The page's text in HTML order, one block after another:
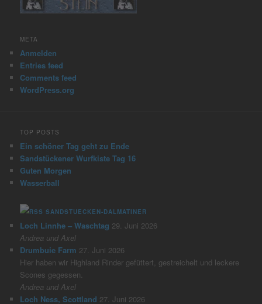
META
Anmelden
Entries feed
Comments feed
WordPress.org
TOP POSTS
Ein schöner Tag geht zu Ende
Sandstückener Wurfkiste Tag 16
Guten Morgen
Wasserball
SANDSTUECKEN-DALMATINER
Loch Linnhe – Waschtag 29. Juni 2026
Andrea und Axel
Drumbuie Farm 27. Juni 2026
Hier haben wir Highland Rinder gefüttert, gestreichelt und leckere
Scones gegessen.
Andrea und Axel
Loch Ness, Scottland 27. Juni 2026